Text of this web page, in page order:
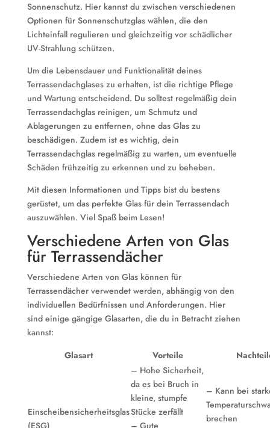
Sonnenschutz. Hier kannst du zwischen verschiedenen
Optionen für Sonnenschutzglas wählen, die den
Lichteinfall regulieren und gleichzeitig vor schädlicher
UV-Strahlung schützen.
Um die Lebensdauer und Funktionalität deines
Terrassendachglases zu erhalten, ist die richtige Pflege
und Wartung entscheidend. Du solltest regelmäßig dein
Terrassendachglas reinigen, um Schmutz und
Ablagerungen zu entfernen, ohne das Glas zu
beschädigen. Zudem ist es wichtig, dein
Terrassendachglas regelmäßig zu warten, um eventuelle
Schäden frühzeitig zu erkennen und zu beheben.
Mit diesen Informationen und Tipps bist du bestens
gerüstet, um das perfekte Glas für dein Terrassendach
auszuwählen. Viel Spaß beim Lesen!
Verschiedene Arten von Glas
für Terrassendächer
Verschiedene Arten von Glas können für
Terrassendächer verwendet werden, abhängig von den
individuellen Bedürfnissen und Anforderungen. Hier
sind einige gängige Glasarten, die du in Betracht ziehen
kannst:
Glasart
Vorteile
Einscheibensicherheitsglas
(ESG)
– Hohe Sicherheit,
da es bei Bruch in
kleine, stumpfe
Stücke zerfällt
– Gute
– Kann bei
brechen